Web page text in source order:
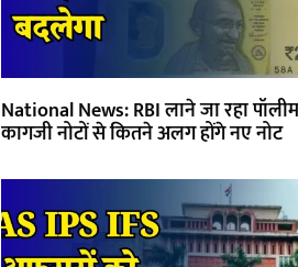
National News: RBI लाने जा रहा
कागजी नोटों से कितने अलग होंगे नए नोट